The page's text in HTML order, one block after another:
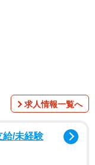
」に入った少年、
を描く物語です。
求人情報一覧へ
給/未経験